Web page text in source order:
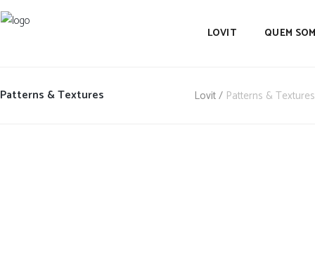
LOVIT QUEM
Patterns & Textures Lovit/ Patterns & Textures